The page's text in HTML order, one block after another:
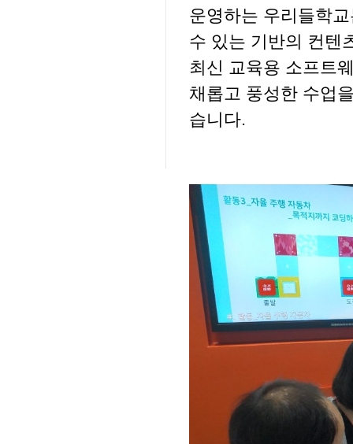
운영하는 우리들학
수 있는 기반의 컨텐
최신 교육용 소프트
채롭고 풍성한 수업
습니다.